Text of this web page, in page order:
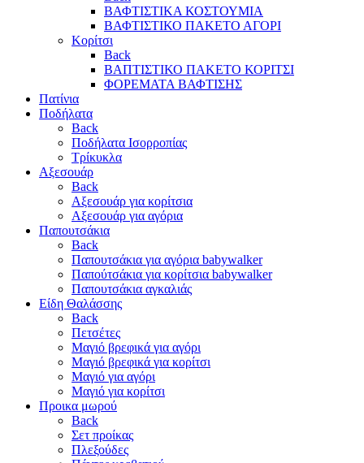
ΒΑΦΤΙΣΤΙΚΑ ΚΟΣΤΟΥΜΙΑ
ΒΑΦΤΙΣΤΙΚΟ ΠΑΚΕΤΟ ΑΓΟΡΙ
Κορίτσι
Back
ΒΑΠΤΙΣΤΙΚΟ ΠΑΚΕΤΟ ΚΟΡΙΤΣΙ
ΦΟΡΕΜΑΤΑ ΒΑΦΤΙΣΗΣ
Πατίνια
Ποδήλατα
Back
Ποδήλατα Ισορροπίας
Τρίκυκλα
Αξεσουάρ
Back
Αξεσουάρ για κορίτσια
Αξεσουάρ για αγόρια
Παπουτσάκια
Back
Παπουτσάκια για αγόρια babywalker
Παπούτσάκια για κορίτσια babywalker
Παπουτσάκια αγκαλιάς
Είδη Θαλάσσης
Back
Πετσέτες
Μαγιό βρεφικά για αγόρι
Μαγιό βρεφικά για κορίτσι
Μαγιό για αγόρι
Μαγιό για κορίτσι
Προικα μωρού
Back
Σετ προίκας
Πλεξούδες